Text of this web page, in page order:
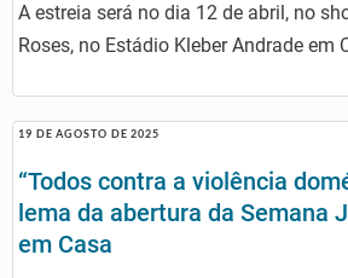
A estreia será no dia 12 de abril, no
Roses, no Estádio Kleber Andrade em
19 DE AGOSTO DE 2025
“Todos contra a violência
lema da abertura da Semana
em Casa